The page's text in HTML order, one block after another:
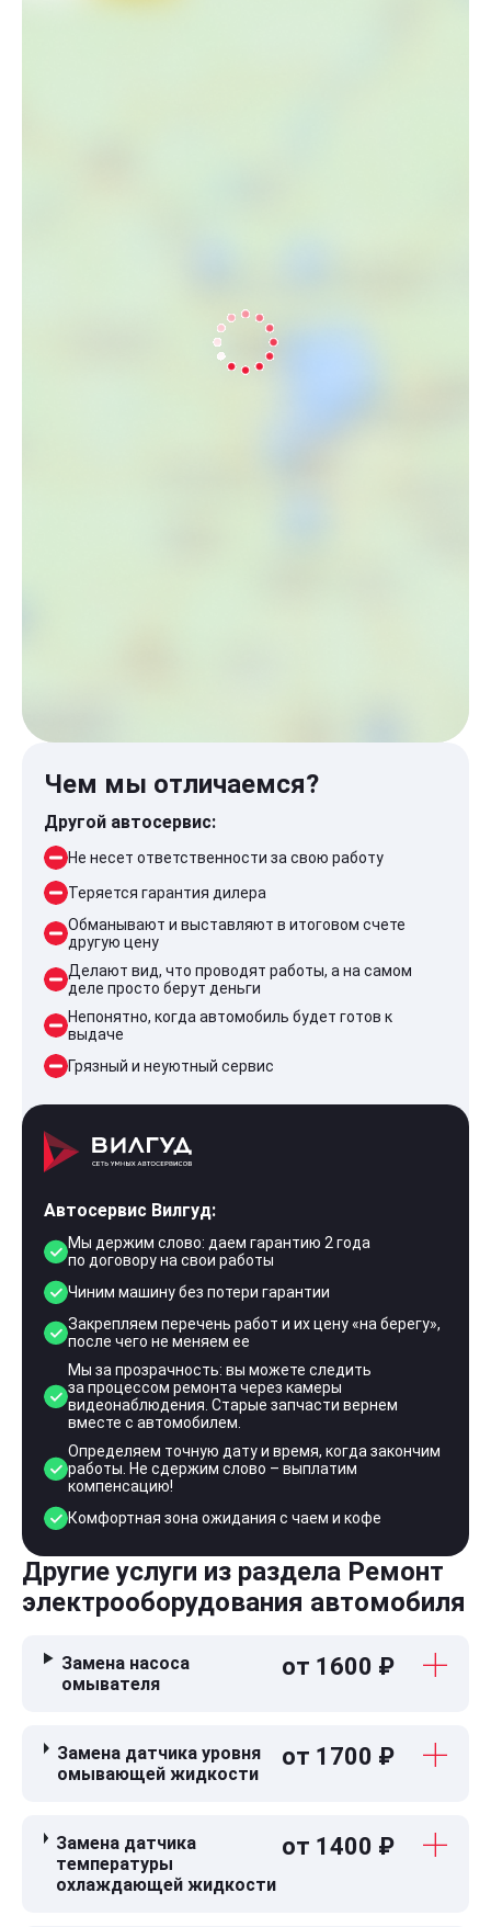
Чем мы отличаемся?
Другой автосервис:
Не несет ответственности за свою работу
Теряется гарантия дилера
Обманывают и выставляют в итоговом счете
другую цену
Делают вид, что проводят работы, а на самом
деле просто берут деньги
Непонятно, когда автомобиль будет готов к
выдаче
Грязный и неуютный сервис
Автосервис Вилгуд:
Мы держим слово: даем гарантию 2 года
по договору на свои работы
Чиним машину без потери гарантии
Закрепляем перечень работ и их цену «на берегу»,
после чего не меняем ее
Мы за прозрачность: вы можете следить
за процессом ремонта через камеры
видеонаблюдения. Старые запчасти вернем
вместе с автомобилем.
Определяем точную дату и время, когда закончим
работы. Не сдержим слово – выплатим
компенсацию!
Комфортная зона ожидания с чаем и кофе
Другие услуги из раздела Ремонт
электрооборудования автомобиля
Замена насоса
омывателя
от 1600 ₽
Замена датчика уровня
омывающей жидкости
от 1700 ₽
Замена датчика
температуры
охлаждающей жидкости
от 1400 ₽